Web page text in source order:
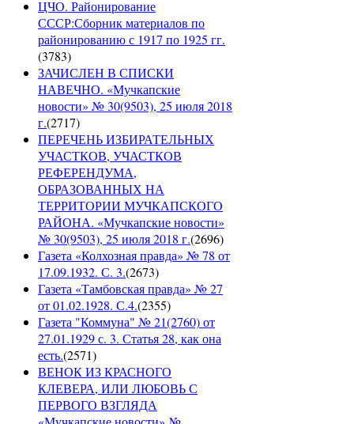
ЦЧО. Районирование
СССР:Сборник материалов по
районированию с 1917 по 1925 гг.
(3783)
ЗАЧИСЛЕН В СПИСКИ
НАВЕЧНО. «Мучкапские
новости» № 30(9503), 25 июля 2018
г.(2717)
ПЕРЕЧЕНЬ ИЗБИРАТЕЛЬНЫХ
УЧАСТКОВ, УЧАСТКОВ
РЕФЕРЕНДУМА,
ОБРАЗОВАННЫХ НА
ТЕРРИТОРИИ МУЧКАПСКОГО
РАЙОНА. «Мучкапские новости»
№ 30(9503), 25 июля 2018 г.(2696)
Газета «Колхозная правда» № 78 от
17.09.1932. С. 3.(2673)
Газета «Тамбовская правда» № 27
от 01.02.1928. С.4.(2355)
Газета "Коммуна" № 21(2760) от
27.01.1929 с. 3. Статья 28, как она
есть.(2571)
ВЕНОК ИЗ КРАСНОГО
КЛЕВЕРА, ИЛИ ЛЮБОВЬ С
ПЕРВОГО ВЗГЛЯДА